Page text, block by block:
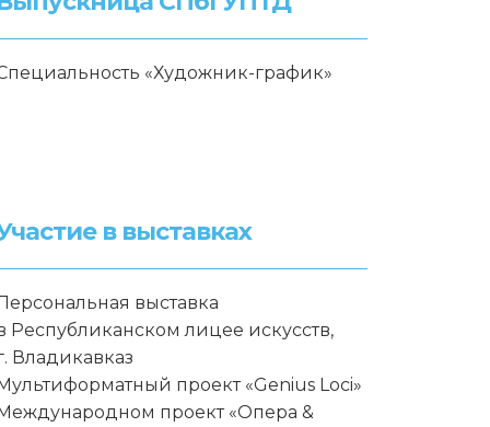
«Художник-график»
в выставках
выставка
Республиканском лицее искусств,
Владикавказ
проект «Genius Loci»
проект «Опера &